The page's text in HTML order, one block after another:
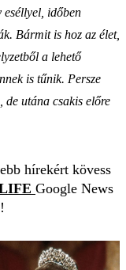
eséllyel, időben
Bármit is hoz az élet,
a lehető
is tűnik. Persze
utána csakis előre
hírekért kövess
Google News